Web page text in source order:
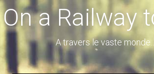
On a Railway
A travers le vaste monde…